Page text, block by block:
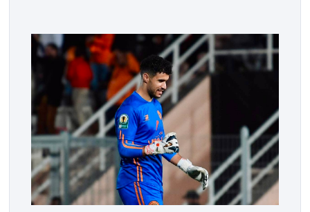
التي جمعتهما، مساء اليوم السبت على أرضية ملعب مولاي
الحسن بالرباط، برسم الدور ربع النهائي، ليضمن بذلك رسميا
مشاركته […]